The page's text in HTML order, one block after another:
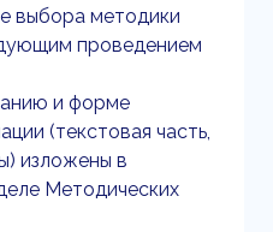
выбора методики
проведением
и форме
(текстовая часть,
изложены в
Методических